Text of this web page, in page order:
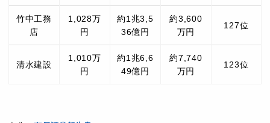
竹中工務
店
1,028万
円
約1兆3,5
36億円
約3,600
万円
127位
清水建設
1,010万
円
約1兆6,6
49億円
約7,740
万円
123位